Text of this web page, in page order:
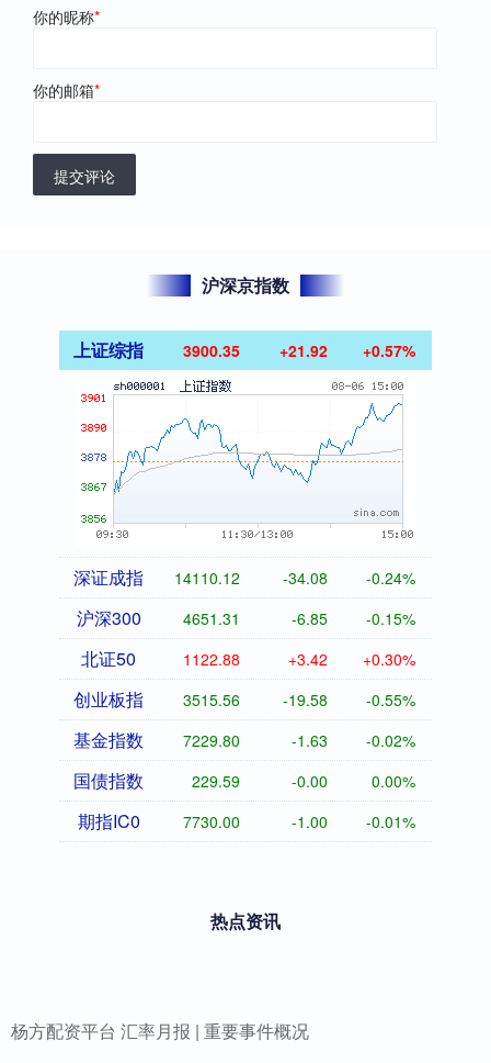
你的昵称*
你的邮箱*
提交评论
沪深京指数
上证综指 3900.35 +21.92 +0.57%
深证成指 14110.12 -34.08 -0.24%
沪深300 4651.31 -6.85 -0.15%
北证50 1122.88 +3.42 +0.30%
创业板指 3515.56 -19.58 -0.55%
基金指数 7229.80 -1.63 -0.02%
国债指数 229.59 -0.00 0.00%
期指IC0 7730.00 -1.00 -0.01%
热点资讯
杨方配资平台 汇率月报 | 重要事件概况